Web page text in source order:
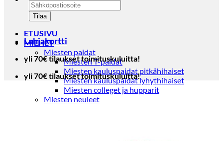
ETUSIVU
MIEHET
Miesten paidat
Miesten T-paidat
Miesten kauluspaidat pitkähihaiset
Miesten kauluspaidat lyhythihaiset
Miesten colleget ja hupparit
Miesten neuleet
Lahjakortti
yli 70€ tilaukset toimituskuluitta!
yli 70€ tilaukset toimituskuluitta!